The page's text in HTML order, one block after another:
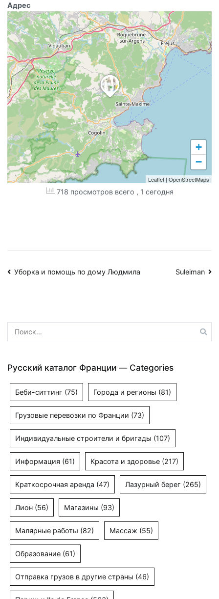
Адрес
+
−
Leaflet | OpenStreetMaps
718 просмотров всего , 1 сегодня
Навигация
Уборка и помощь по дому Людмила Suleiman
Найти:
Русский каталог Франции — Categories
Беби-ситтинг (75) Города и регионы (81)
Грузовые перевозки по Франции (73)
Индивидуальные строители и бригады (107)
Информация (61) Красота и здоровье (217)
Краткосрочная аренда (47) Лазурный берег (265)
Лион (56) Магазины (93)
Малярные работы (82) Массаж (55)
Образование (61)
Отправка грузов в другие страны (46)